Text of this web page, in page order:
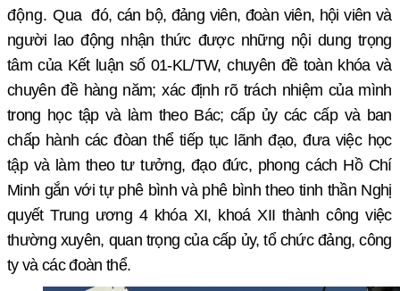
động.Qua đó, cán bộ, đảng viên, đoàn viên, hội viên và
người lao động nhận thức được những nội dung trọng
tâm của Kết luận số 01-KL/TW, chuyên đề toàn khóa và
chuyên đề hàng năm; xác định rõ trách nhiệm của mình
trong học tập và làm theo Bác; cấp ủy các cấp và ban
chấp hành các đòan thể tiếp tục lãnh đạo, đưa việc học
tập và làm theo tư tưởng, đạo đức, phong cách Hồ Chí
Minh gắn với tự phê bình và phê bình theo tinh thần Nghị
quyết Trung ương 4 khóa XI, khoá XII thành công việc
thường xuyên, quan trọng của cấp ủy, tổ chức đảng, công
ty và các đoàn thể.